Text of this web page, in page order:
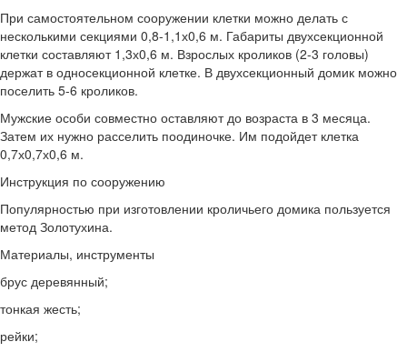
При самостоятельном сооружении клетки можно делать с
несколькими секциями 0,8-1,1х0,6 м. Габариты двухсекционной
клетки составляют 1,3х0,6 м. Взрослых кроликов (2-3 головы)
держат в односекционной клетке. В двухсекционный домик можно
поселить 5-6 кроликов.
Мужские особи совместно оставляют до возраста в 3 месяца.
Затем их нужно расселить поодиночке. Им подойдет клетка
0,7х0,7х0,6 м.
Инструкция по сооружению
Популярностью при изготовлении кроличьего домика пользуется
метод Золотухина.
Материалы, инструменты
брус деревянный;
тонкая жесть;
рейки;